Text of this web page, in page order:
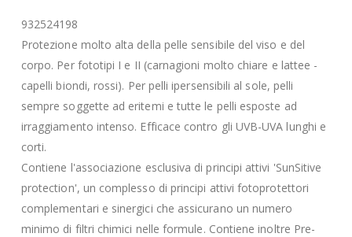
932524198
Protezione molto alta della pelle sensibile del viso e del
corpo. Per fototipi I e II (carnagioni molto chiare e lattee -
capelli biondi, rossi). Per pelli ipersensibili al sole, pelli
sempre soggette ad eritemi e tutte le pelli esposte ad
irraggiamento intenso. Efficace contro gli UVB-UVA lunghi e
corti.
Contiene l'associazione esclusiva di principi attivi 'SunSitive
protection', un complesso di principi attivi fotoprotettori
complementari e sinergici che assicurano un numero
minimo di filtri chimici nelle formule. Contiene inoltre Pre-